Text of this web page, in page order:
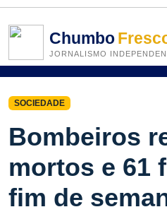
Chumbo
JORNALISMO
SOCIEDADE
Bombeiros
mortos e 61
fim de